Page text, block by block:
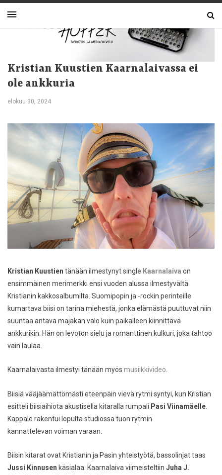
Kristian Kuustien Kaarnalaivassa ei
ole ankkuria
elokuu 30, 2024
Kristian Kuustien tänään ilmestynyt single Kaarnalaiva on
ensimmäinen merimerkki ensi vuoden alussa ilmestyvältä
Kristianin kakkosalbumilta. Suomipopin ja -rockin perinteille
kumartava biisi on tarina miehestä, jonka elämästä puuttuvat niin
suuntaa antava majakan valo kuin paikalleen kiinnittävä
ankkurikin. Hän on levoton sielu ja romanttinen kulkuri, joka tahtoo
vain laulaa.
Kaarnalaivasta ilmestyi tänään myös musiikkivideo.
Biisiä vääjäämättömästi eteenpäin vievä rytmi syntyi, kun Kristian
esitteli biisiaihiota akustisella kitaralla rumpali Pasi Viinamäelle
Kappale rakentui lopulta studiossa tuon rytmin
kannattelevan voiman varaan.
Biisin kitarat ovat Kristianin ja Pasin yhteistyötä, bassolinjat taas
Jussi Kinnusen käsialaa. Kaarnalaiva viimeisteltiin Juha J.